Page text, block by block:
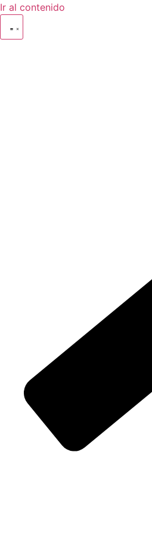
Ir al contenido